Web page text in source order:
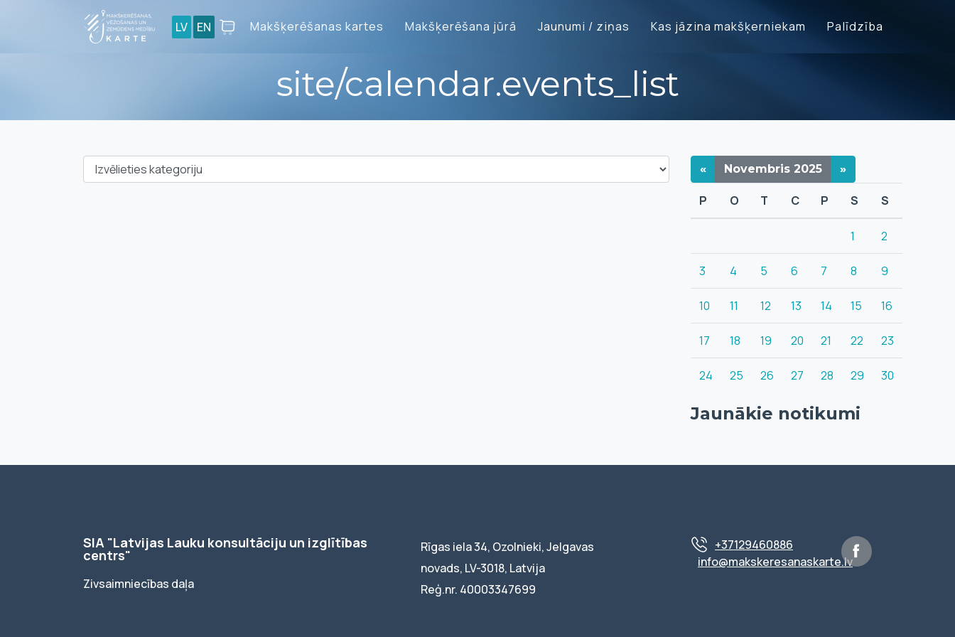
LV EN Makšķerēšanas kartes Makšķerēšana jūrā Jaunumi / ziņas Kas jāzina makšķerniekam Palīdzība
site/calendar.events_list
« Novembris 2025 »
P O T C P S S
1 2
3 4 5 6 7 8 9
10 11 12 13 14 15 16
17 18 19 20 21 22 23
24 25 26 27 28 29 30
Jaunākie notikumi
SIA "Latvijas Lauku konsultāciju un izglītības
centrs"
Zivsaimniecības daļa
Rīgas iela 34, Ozolnieki, Jelgavas
novads, LV-3018, Latvija
Reģ.nr. 40003347699
+37129460886
info@makskeresanaskarte.lv